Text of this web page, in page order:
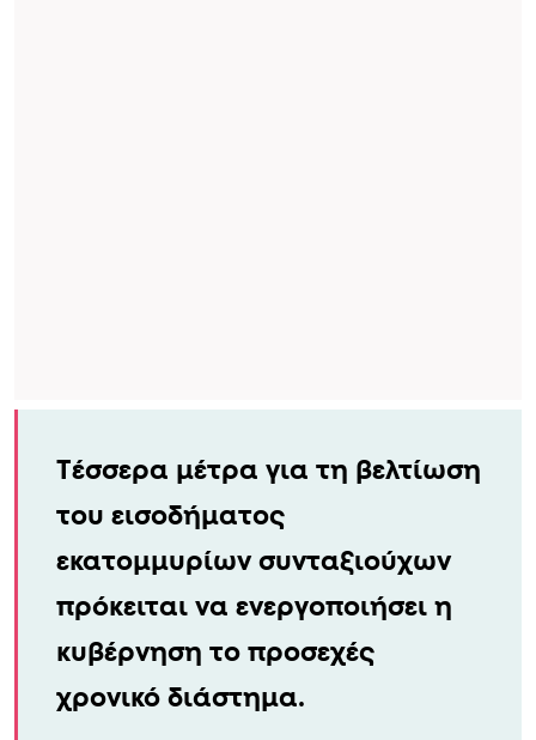
Τέσσερα μέτρα για τη βελτίωση
του εισοδήματος
εκατομμυρίων συνταξιούχων
πρόκειται να ενεργοποιήσει η
κυβέρνηση το προσεχές
χρονικό διάστημα.